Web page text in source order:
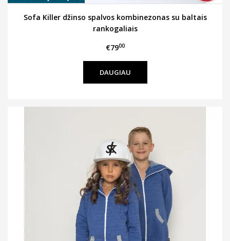
Sofa Killer džinso spalvos kombinezonas su baltais
rankogaliais
€7900
DAUGIAU